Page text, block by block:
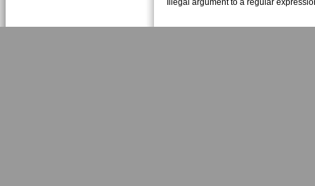
Illegal argument to a regular